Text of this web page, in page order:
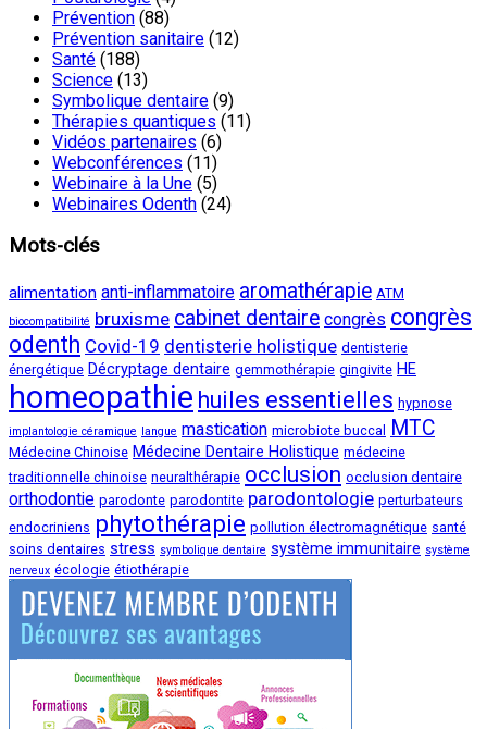
Prévention (88)
Prévention sanitaire (12)
Santé (188)
Science (13)
Symbolique dentaire (9)
Thérapies quantiques (11)
Vidéos partenaires (6)
Webconférences (11)
Webinaire à la Une (5)
Webinaires Odenth (24)
Mots-clés
alimentation anti-inflammatoire aromathérapie ATM
biocompatibilité bruxisme cabinet dentaire congrès congrès
odenth Covid-19 dentisterie holistique dentisterie
énergétique Décryptage dentaire gemmothérapie gingivite HE
homeopathie huiles essentielles hypnose
implantologie céramique langue mastication microbiote buccal MTC
Médecine Chinoise Médecine Dentaire Holistique médecine
traditionnelle chinoise neuralthérapie occlusion occlusion dentaire
orthodontie parodonte parodontite parodontologie perturbateurs
endocriniens phytothérapie pollution électromagnétique santé
soins dentaires stress symbolique dentaire système immunitaire système
nerveux écologie étiothérapie